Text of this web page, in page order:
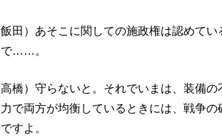
飯田）あそこに関しての施政権は認めて
で……。
高橋）守らないと。それでいまは、装備
力で両方が均衡しているときには、戦争
ですよ。